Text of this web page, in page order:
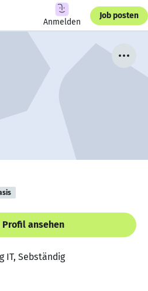
Anmelden
Job posten
Profil ansehen
IT, Sebständig